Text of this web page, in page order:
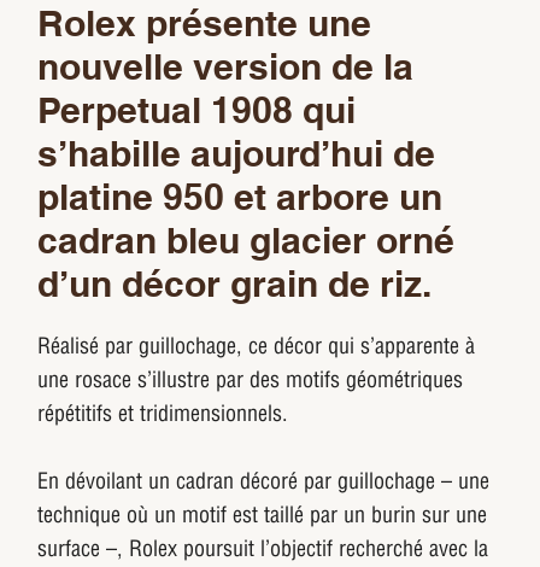
Rolex présente une
nouvelle version de la
Perpetual 1908 qui
s’habille aujourd’hui de
platine 950 et arbore un
cadran bleu glacier orné
d’un décor grain de riz.
Réalisé par guillochage, ce décor qui s’apparente à
une rosace s’illustre par des motifs géométriques
répétitifs et tridimensionnels.
En dévoilant un cadran décoré par guillochage – une
technique où un motif est taillé par un burin sur une
surface –, Rolex poursuit l’objectif recherché avec la